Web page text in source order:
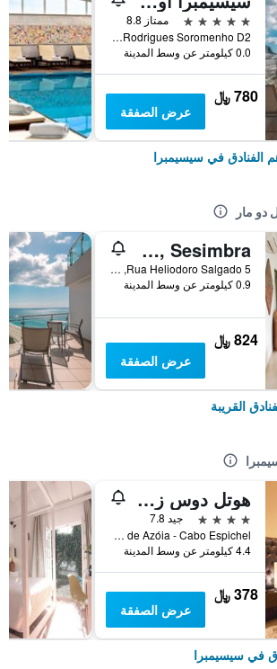
5 نجوم
ممتاز 8.8
R. Navegador Rodrigues Soromenho D2, سيسيمبرا, محافظة سيتوبال, البرتغال
0.0 كيلومتر عن وسط المدينة
780 ﷼
عرض الصفقة
الفنادق في سيسيمبرا
دو مار
Cali Deluxe Holidays, Sesimbra
Rua Heliodoro Salgado 5, سيسيمبرا, محافظة سيتوبال, البرتغال
0.9 كيلومتر عن وسط المدينة
824 ﷼
عرض الصفقة
القريبة
هوتل دوس زيمبروس
4 نجوم
جيد 7.8
Facho de Azóia - Cabo Espichel, سيسيمبرا, محافظة سيتوبال, البرتغال
4.4 كيلومتر عن وسط المدينة
378 ﷼
عرض الصفقة
في سيسيمبرا